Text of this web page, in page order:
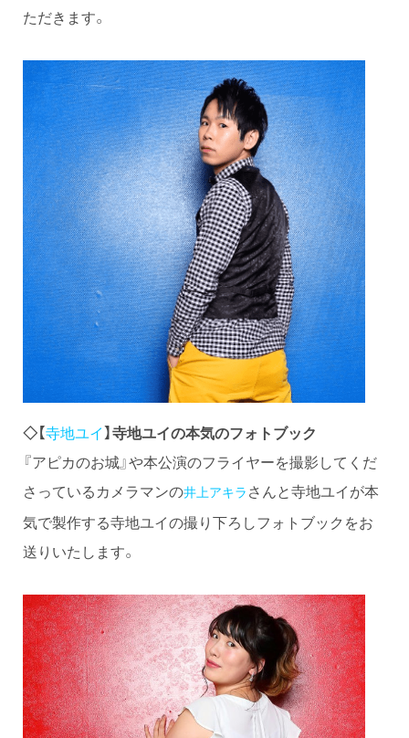
ただきます。
◇【寺地ユイ】寺地ユイの本気のフォトブック
『アピカのお城』や本公演のフライヤーを撮影してくだ
さっているカメラマンの井上アキラ さんと寺地ユイが本
気で製作する寺地ユイの撮り下ろしフォトブックをお
送りいたします。